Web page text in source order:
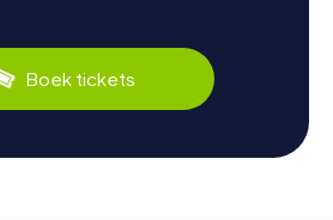
Boek tickets